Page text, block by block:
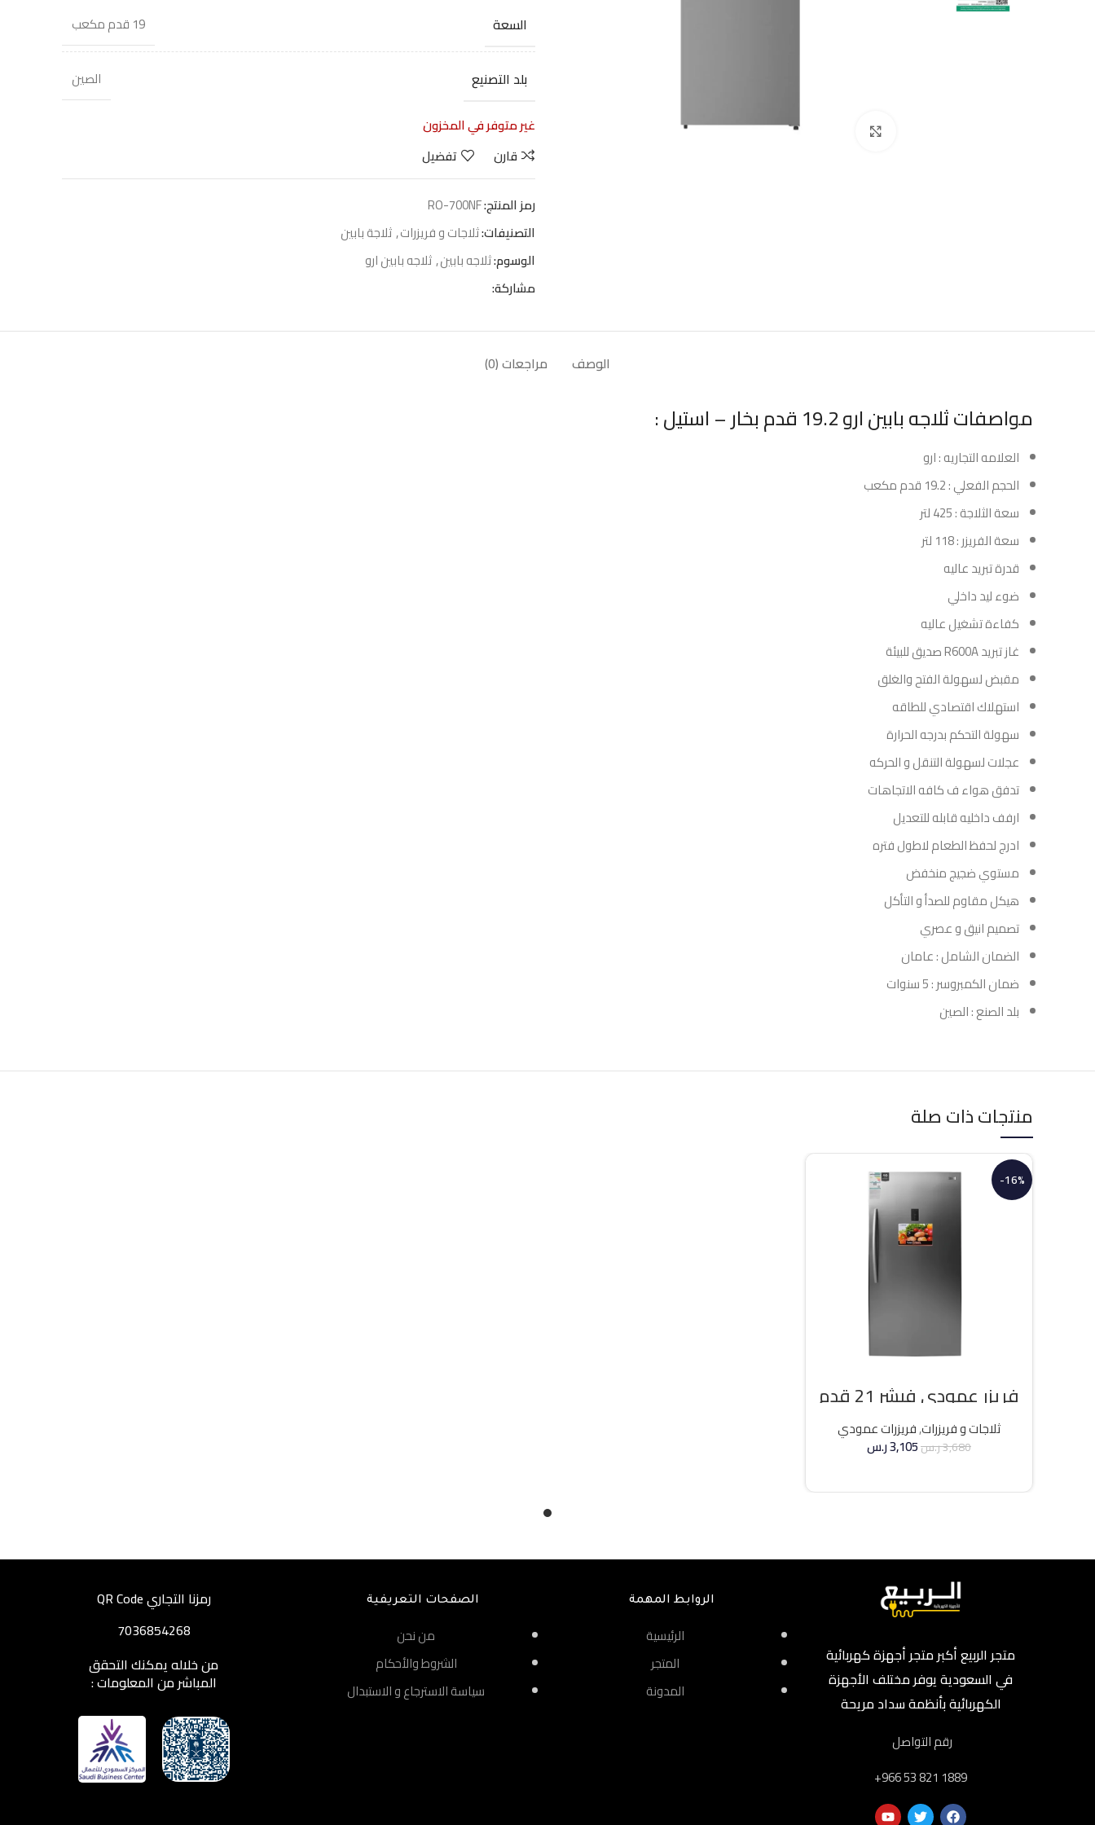
Click to enlarge
السعة 19 قدم مكعب
بلد التصنيع
الصين
غير متوفر في المخزون
قارن
تفضيل
رمز المنتج:RO-700NF
التصنيفات:ثلاجات و فريزرات,ثلاجة بابين
الوسوم:ثلاجه بابين,ثلاجه بابين ارو
مشاركة:
الوصف مراجعات (0)
مواصفات ثلاجه بابين ارو 19.2 قدم بخار – استيل :
العلامه التجاريه : ارو
الحجم الفعلي : 19.2 قدم مكعب
سعة الثلاجة : 425 لتر
سعة الفريزر : 118 لتر
قدرة تبريد عاليه
ضوء ليد داخلي
كفاءة تشغيل عاليه
غاز تبريد R600A صديق للبيئة
مقبض لسهولة الفتح والغلق
استهلاك اقتصادي للطاقه
سهولة التحكم بدرجه الحرارة
عجلات لسهولة التنقل و الحركه
تدفق هواء ف كافه الاتجاهات
ارفف داخليه قابله للتعديل
ادرج لحفظ الطعام لاطول فتره
مستوي ضجيج منخفض
هيكل مقاوم للصدأ و التأكل
تصميم انيق و عصري
الضمان الشامل : عامان
ضمان الكمبروسر : 5 سنوات
بلد الصنع : الصين
منتجات ذات صلة
-16%
فريزر عمودي فيشر 21 قدم انفرتر – فضي
ثلاجات و فريزرات,فريزرات عمودي
3,680ر.س3,105ر.س
متجر الربيع أكبر متجر أجهزة كهربائية
في السعودية يوفر مختلف الأجهزة
الكهربائية بأنظمة سداد مريحة
رقم التواصل
‎+966 53 821 1889
الروابط المهمة
الرئيسية
المتجر
المدونة
الصفحات التعريفية
من نحن
الشروط والأحكام
سياسة الاسترجاع و الاستبدال
رمزنا التجاري QR Code
7036854268
من خلاله يمكنك التحقق
المباشر من المعلومات :